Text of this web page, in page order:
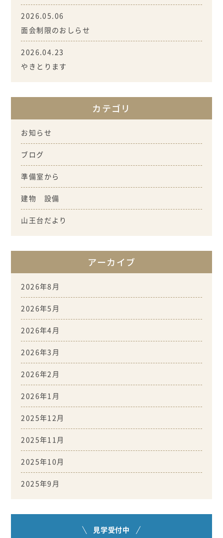
2026.05.06
面会制限のおしらせ
2026.04.23
やきとります
カテゴリ
お知らせ
ブログ
準備室から
建物 設備
山王台だより
アーカイブ
2026年8月
2026年5月
2026年4月
2026年3月
2026年2月
2026年1月
2025年12月
2025年11月
2025年10月
2025年9月
見学受付中